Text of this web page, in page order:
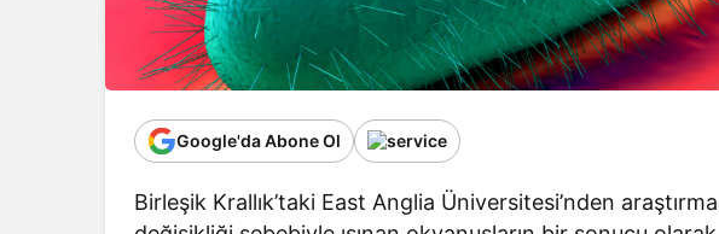
Google'da Abone Ol
Birleşik Krallık’taki East Anglia Üniversitesi’nden